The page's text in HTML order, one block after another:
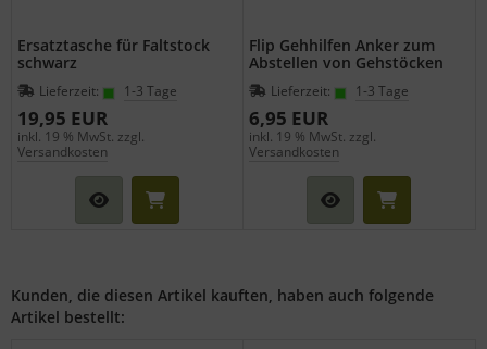
Ersatztasche für Faltstock
schwarz
Lieferzeit: 1-3 Tage
19,95 EUR
inkl. 19 % MwSt. zzgl.
Versandkosten
Flip Gehhilfen Anker zum
Abstellen von Gehstöcken
Lieferzeit: 1-3 Tage
6,95 EUR
inkl. 19 % MwSt. zzgl.
Versandkosten
Kunden, die diesen Artikel kauften, haben auch folgende
Artikel bestellt: